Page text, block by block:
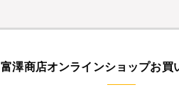
富澤商店オンラインショップお買